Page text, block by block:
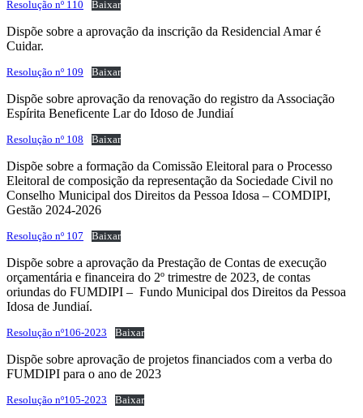
Resolução nº 110 Baixar
Dispõe sobre a aprovação da inscrição da Residencial Amar é
Cuidar.
Resolução nº 109 Baixar
Dispõe sobre aprovação da renovação do registro da Associação
Espírita Beneficente Lar do Idoso de Jundiaí
Resolução nº 108 Baixar
Dispõe sobre a formação da Comissão Eleitoral para o Processo
Eleitoral de composição da representação da Sociedade Civil no
Conselho Municipal dos Direitos da Pessoa Idosa – COMDIPI,
Gestão 2024-2026
Resolução nº 107 Baixar
Dispõe sobre a aprovação da Prestação de Contas de execução
orçamentária e financeira do 2º trimestre de 2023, de contas
oriundas do FUMDIPI – Fundo Municipal dos Direitos da Pessoa
Idosa de Jundiaí.
Resolução nº106-2023 Baixar
Dispõe sobre aprovação de projetos financiados com a verba do
FUMDIPI para o ano de 2023
Resolução nº105-2023 Baixar